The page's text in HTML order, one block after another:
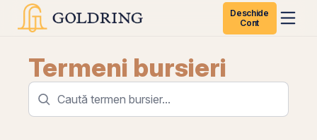
Deschide
Cont
Termeni bursieri